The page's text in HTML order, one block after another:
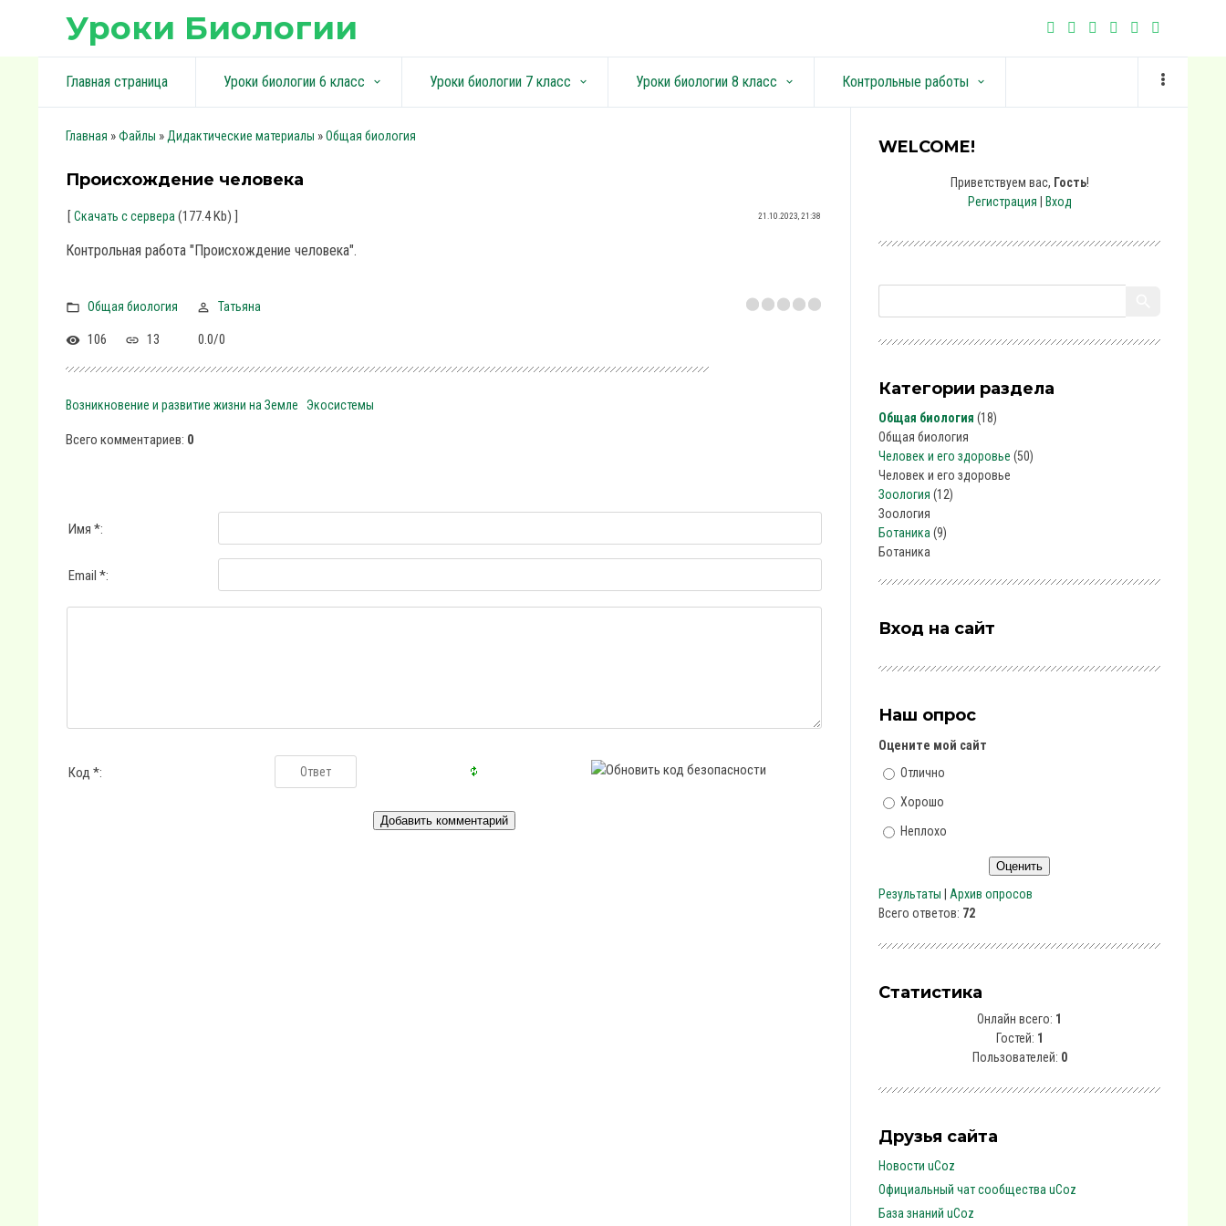
Уроки Биологии
Главная страница Уроки биологии 6 класс keyboard_arrow_down Уроки биологии 7 класс keyboard_arrow_down Уроки биологии 8 класс keyboard_arrow_down Контрольные работы keyboard_arrow_down
Главная »Файлы » Дидактические материалы »Общая биология
Происхождение человека
[Скачать с сервера (177.4 Kb) ] 21.10.2023, 21:38
Контрольная работа "Происхождение человека".
Общая биология Татьяна
106 13 0.0/0
Возникновение и развитие жизни на Земле Экосистемы
Всего комментариев: 0
Имя *:
Email *:
Код *:
WELCOME!
Приветствуем вас, Гость!
Регистрация
Вход
Категории раздела
Общая биология (18)
Общая биология
Человек и его здоровье (50)
Человек и его здоровье
Зоология (12)
Зоология
Ботаника (9)
Ботаника
Вход на сайт
Наш опрос
Оцените мой сайт
Отлично
Хорошо
Неплохо
Результаты
Архив опросов
Всего ответов: 72
Статистика
Онлайн всего: 1
Гостей: 1
Пользователей: 0
Друзья сайта
Новости uCoz
Официальный чат сообщества uCoz
База знаний uCoz